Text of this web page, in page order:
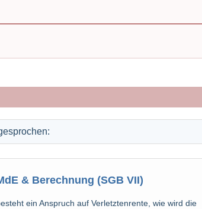
& Berechnung (SGB VII)
ein Anspruch auf Verletztenrente, wie wird die